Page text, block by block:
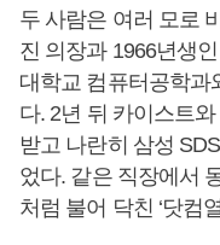
두 사람은 여러 모로
진 의장과 1966년생
대학교 컴퓨터공학과
다. 2년 뒤 카이스트
받고 나란히 삼성
었다. 같은 직장에서
처럼 불어 닥친 ‘닷컴